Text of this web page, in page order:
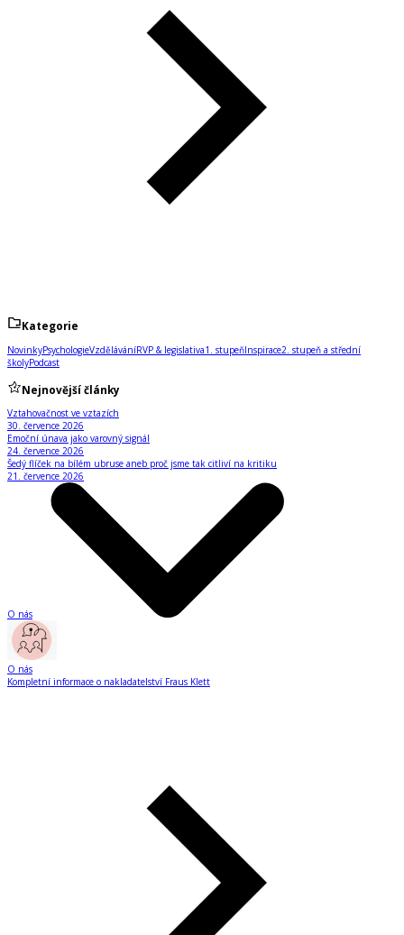
Kategorie
NovinkyPsychologieVzděláváníRVP & legislativa1. stupeňInspirace2. stupeň a střední
školyPodcast
Nejnovější články
Vztahovačnost ve vztazích
30. července 2026
Emoční únava jako varovný signál
24. července 2026
Šedý flíček na bílém ubruse aneb proč jsme tak citliví na kritiku
21. července 2026
O nás
O nás
Kompletní informace o nakladatelství Fraus Klett